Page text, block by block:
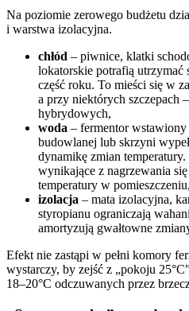
Na poziomie zerowego budżetu
i warstwa izolacyjna.
chłód – piwnice, klatki
lokatorskie potrafią utrzymać
część roku. To mieści się w
a przy niektórych szczepach
hybrydowych,
woda – fermentor
budowlanej lub skrzyni
dynamikę zmian
wynikające z nagrzewania
temperatury w pomieszczeniu,
izolacja – mata izolacyjna,
styropianu ograniczają
amortyzują gwałtowne
Efekt nie zastąpi w pełni komory
wystarczy, by zejść z „pokoju
18–20°C odczuwanych przez